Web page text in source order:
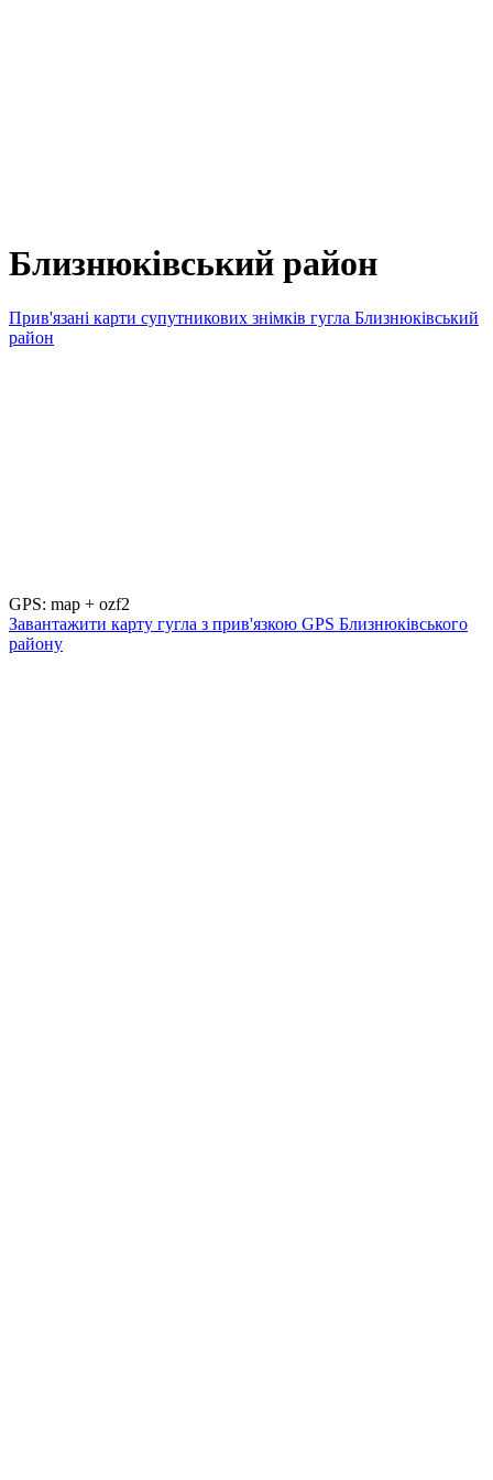
Близнюківський район
Прив'язані карти супутникових знімків гугла Близнюківський
район
GPS: map + ozf2
Завантажити карту гугла з прив'язкою GPS Близнюківського
району